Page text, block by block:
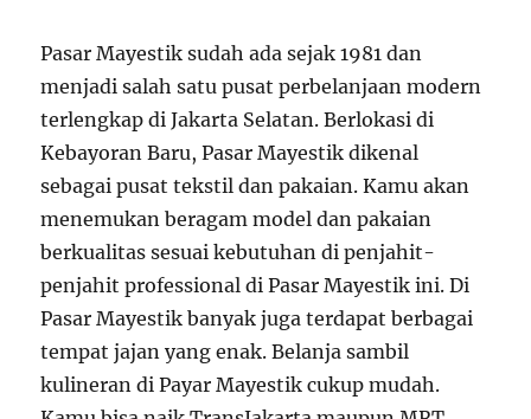
Pasar Mayestik sudah ada sejak 1981 dan
menjadi salah satu pusat perbelanjaan modern
terlengkap di Jakarta Selatan. Berlokasi di
Kebayoran Baru, Pasar Mayestik dikenal
sebagai pusat tekstil dan pakaian. Kamu akan
menemukan beragam model dan pakaian
berkualitas sesuai kebutuhan di penjahit-
penjahit professional di Pasar Mayestik ini. Di
Pasar Mayestik banyak juga terdapat berbagai
tempat jajan yang enak. Belanja sambil
kulineran di Payar Mayestik cukup mudah.